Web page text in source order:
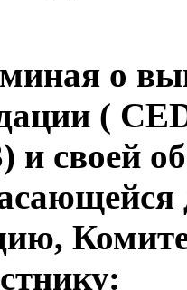
о
(
и своей